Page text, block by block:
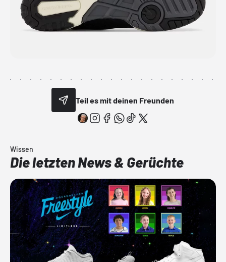
Teil es mit deinen Freunden
Wissen
Die letzten News & Gerüchte